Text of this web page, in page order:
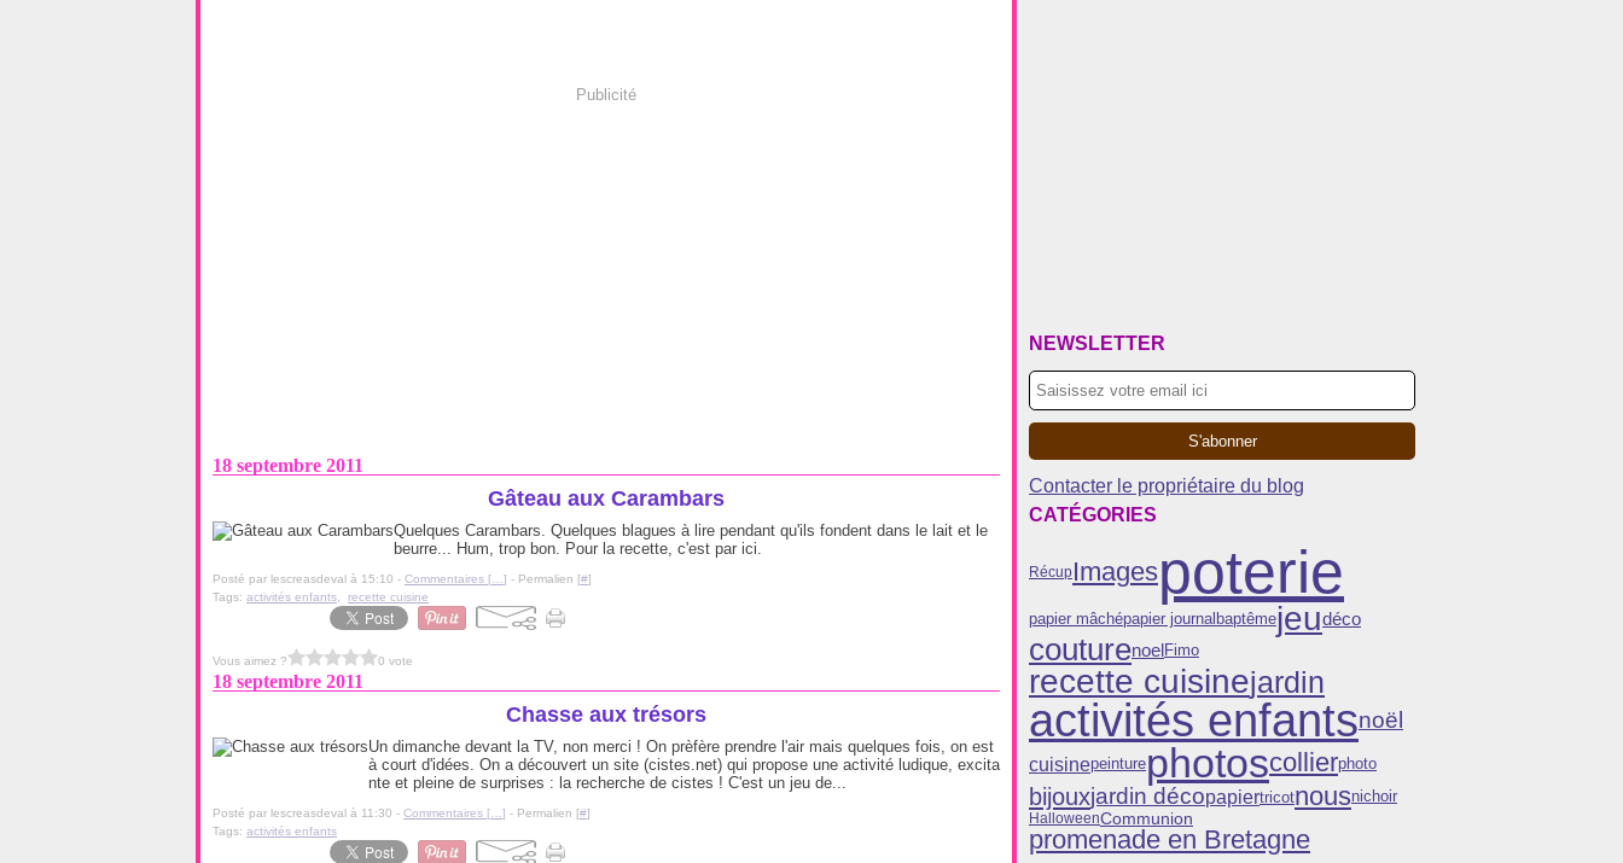
Publicité
18 septembre 2011
Gâteau aux Carambars
Quelques Carambars. Quelques blagues à lire pendant qu'ils fondent dans le lait et le
beurre... Hum, trop bon. Pour la recette, c'est par ici.
Posté par lescreasdeval à 15:10 - Commentaires [ ] - Permalien [#]
Tags: activités enfants recette cuisine
Vous aimez ? 0 vote
18 septembre 2011
Chasse aux trésors
Un dimanche devant la TV, non merci ! On prèfère prendre l'air mais quelques fois, on est
à court d'idées. On a découvert un site (cistes.net) qui propose une activité ludique, excita
nte et pleine de surprises : la recherche de cistes ! C'est un jeu de...
Posté par lescreasdeval à 11:30 - Commentaires [ ] - Permalien [#]
Tags: activités enfants
NEWSLETTER
Contacter le propriétaire du blog
CATÉGORIES
RécupImagespoterie
papier mâchépapier journal baptêmejeudéco
couturenoelFimo
recette cuisinejardin
activités enfantsnoël
cuisinepeinturephotoscollierphoto
bijouxjardin décopapiertricotnousnichoir
HalloweenCommunion
promenade en Bretagne